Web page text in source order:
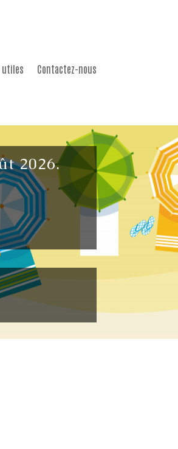
Contactez-nous
2026.